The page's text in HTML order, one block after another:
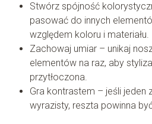
Stwórz spójność
pasować do innych
względem koloru i materiału.
Zachowaj umiar – unikaj
elementów na raz, aby
przytłoczona.
Gra kontrastem – jeśli jeden
wyrazisty, reszta powinna